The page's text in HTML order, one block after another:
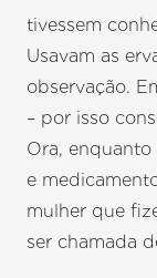
tivessem
Usavam as
observação.
– por isso
Ora,
e
mulher que
ser chamada